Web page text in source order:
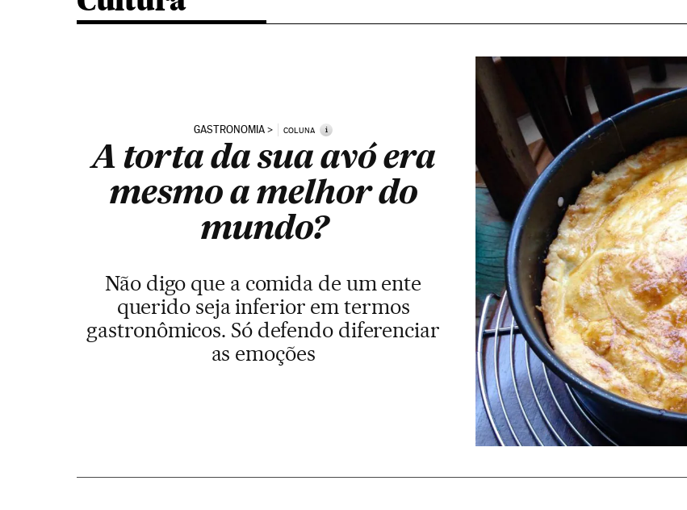
GASTRONOMIA COLUNA i
A torta da sua avó era
mesmo a melhor do
mundo?
Não digo que a comida de um ente
querido seja inferior em termos
gastronômicos. Só defendo diferenciar
as emoções